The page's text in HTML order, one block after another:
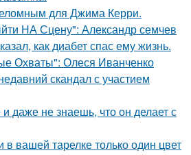
для Джима Керри.
НА Сцену": Александр семчев
как диабет спас ему жизнь.
Охваты": Олеся Иванченко
скандал с участием
даже не знаешь, что он делает с
в вашей тарелке только один цвет